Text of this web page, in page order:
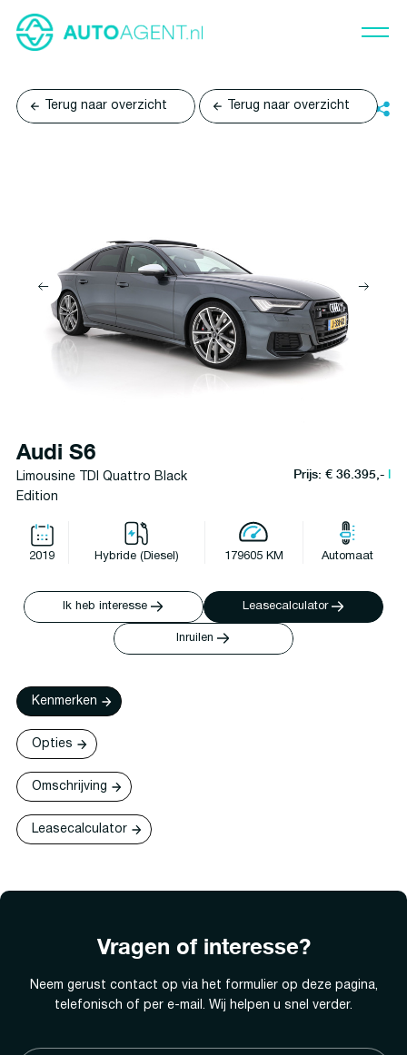
Terug naar overzicht Terug naar overzicht
Audi S6
Limousine TDI Quattro Black
Edition
Prijs: € 36.395,-l
2019 Hybride (Diesel) 179605 KM Automaat
Ik heb interesse Leasecalculator
Inruilen
Kenmerken
Opties
Omschrijving
Leasecalculator
Vragen of interesse?
Neem gerust contact op via het formulier op deze pagina,
telefonisch of per e-mail. Wij helpen u snel verder.